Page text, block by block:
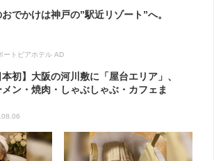
でかけは神戸の”駅近リゾート”へ。
ートピアホテル AD
本初】大阪の河川敷に「屋台エリア」、
メン・焼肉・しゃぶしゃぶ・カフェま